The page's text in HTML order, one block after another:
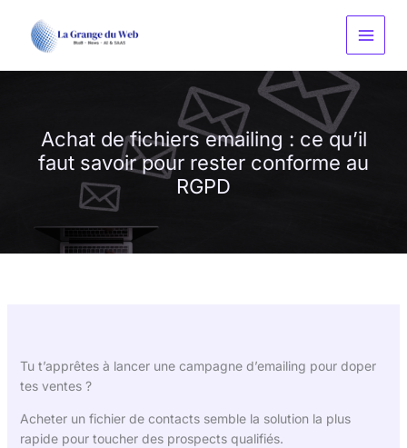
contenu
Achat de fichiers emailing : ce qu’il
faut savoir pour rester conforme au
RGPD
Tu t’apprêtes à lancer une campagne d’emailing pour doper
tes ventes ?
Acheter un fichier de contacts semble la solution la plus
rapide pour toucher des prospects qualifiés.